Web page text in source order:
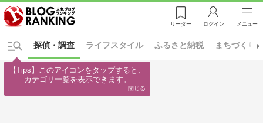
リーダー ログイン メニュー
ライフスタイル ふるさと納税 まちづくり
探偵・調査
【Tips】このアイコンをタップすると、
カテゴリ一覧を表示できます。
閉じる